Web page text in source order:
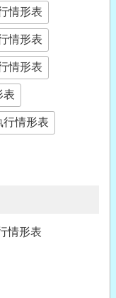
情形表
情形表
情形表
表
行情形表
情形表